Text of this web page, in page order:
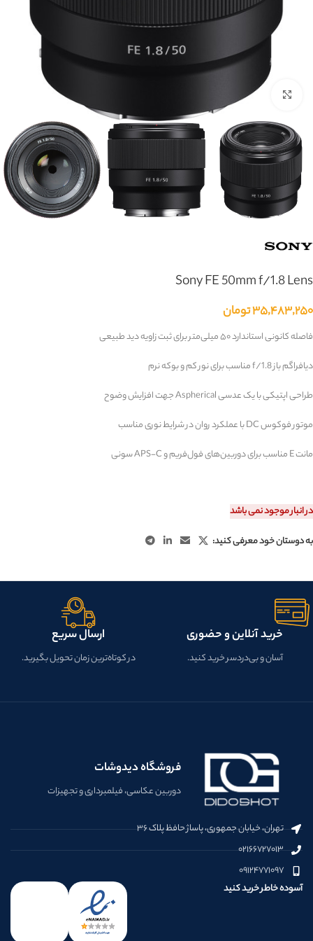
بزرگنمایی تصویر
Sony FE 50mm f/1.8 Lens
۳۵,۴۸۳,۲۵۰تومان
فاصله کانونی استاندارد ۵۰ میلی‌متر برای ثبت زاویه دید طبیعی
دیافراگم باز f/1.8 مناسب برای نور کم و بوکه نرم
طراحی اپتیکی با یک عدسی Aspherical جهت افزایش وضوح
موتور فوکوس DC با عملکرد روان در شرایط نوری مناسب
مانت E مناسب برای دوربین‌های فول‌فریم و APS-C سونی
در انبار موجود نمی باشد
به دوستان خود معرفی کنید:
خرید آنلاین و حضوری
آسان و بی‌دردسر خرید کنید.
ارسال سریع
در کوتاه‌ترین زمان تحویل بگیرید.
فروشگاه دیدوشات
دوربین عکاسی، فیلمبرداری و تجهیزات
تهران، خیابان جمهوری، پاساژ حافظ پلاک ۳۶
۰۲۱۶۶۷۲۷۰۱۳
۰۹۱۲۴۷۷۱۰۹۷
آسوده خاطر خرید کنید